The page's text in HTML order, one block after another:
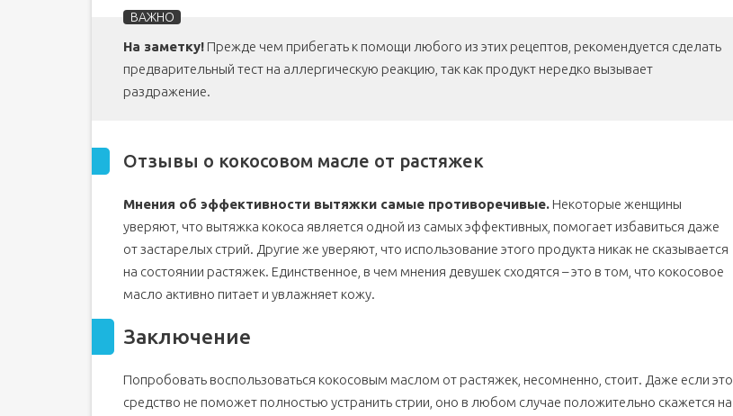
На заметку! Прежде чем прибегать к помощи любого из этих рецептов, рекомендуется сделать
предварительный тест на аллергическую реакцию, так как продукт нередко вызывает
раздражение.
Отзывы о кокосовом масле от растяжек
Мнения об эффективности вытяжки самые противоречивые. Некоторые женщины
уверяют, что вытяжка кокоса является одной из самых эффективных, помогает избавиться даже
от застарелых стрий. Другие же уверяют, что использование этого продукта никак не сказывается
на состоянии растяжек. Единственное, в чем мнения девушек сходятся – это в том, что кокосовое
масло активно питает и увлажняет кожу.
Заключение
Попробовать воспользоваться кокосовым маслом от растяжек, несомненно, стоит. Даже если это
средство не поможет полностью устранить стрии, оно в любом случае положительно скажется на